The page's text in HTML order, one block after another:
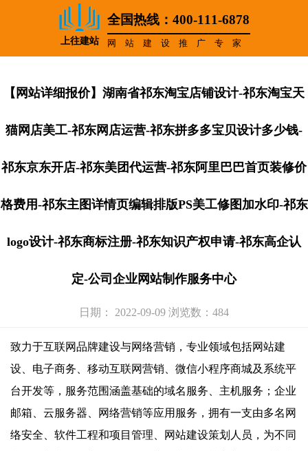
上往建站
全国热线：400-111-6878
网站建设推广专家
【网站详细报价】湖南省祁东淘宝店铺设计-祁东淘宝天
猫网店美工-祁东网店运营-祁东拼多多宝贝设计多少钱-
祁东京东开店-祁东美团代运营-祁东阿里巴巴首页装修价
格费用-祁东主图详情页编辑排版PS美工修图加水印-祁东
logo设计-祁东商标注册-祁东知识产权申请-祁东高企认
定-公司企业网站制作服务中心
日期： 2022-09-09 浏览数：484
致力于互联网品牌建设与网络营销，专业领域包括网站建
设、电子商务、移动互联网营销、微信小程序商城及系统平
台开发等，服务范围涵盖基础的域名服务、主机服务；企业
邮箱、云服务器、网络营销等应用服务，拥有一支由多名网
络安全、软件工程和项目管理、网站建设策划人员，为不同